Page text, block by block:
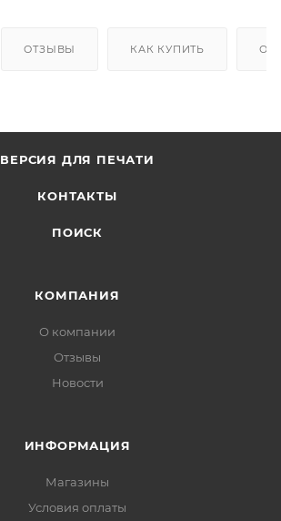
ОТЗЫВЫ КАК КУПИТЬ
ВЕРСИЯ ДЛЯ ПЕЧАТИ
КОНТАКТЫ
ПОИСК
КОМПАНИЯ
О компании
Отзывы
Новости
ИНФОРМАЦИЯ
Магазины
Условия оплаты